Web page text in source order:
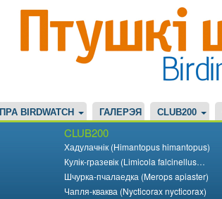
ПРА BIRDWATCH ГАЛЕРЭЯ CLUB200
CLUB200
Хадулачнік (Himantopus himantopus)
Кулік-гразевік (Limicola falcinellus…
Шчурка-пчалаедка (Merops apiaster)
Чапля-кваква (Nycticorax nycticorax)